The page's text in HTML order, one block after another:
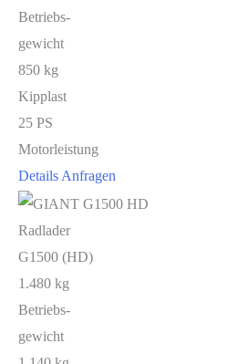
Betriebs-
gewicht
850 kg
Kipplast
25 PS
Motorleistung
Details Anfragen
Radlader
G1500 (HD)
1.480 kg
Betriebs-
gewicht